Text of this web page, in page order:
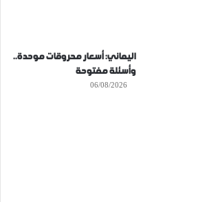
اليماني: أسعار محروقات موحدة..
وأسئلة مفتوحة
06/08/2026